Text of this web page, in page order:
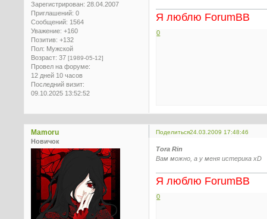
Зарегистрирован: 28.04.2007
Приглашений: 0
Сообщений: 1564
Уважение: +160
Позитив: +132
Пол: Мужской
Возраст: 37[1989-05-12]
Провел на форуме:
12 дней 10 часов
Последний визит:
09.10.2025 13:52:52
Я люблю ForumBB
0
Поделиться24.03.2009 17:48:46
Mamoru
Новичок
Tora Rin
Вам можно, а у меня истерика xD
Я люблю ForumBB
0